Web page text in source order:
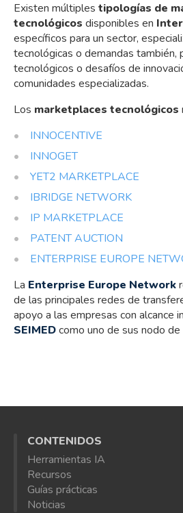
Existen múltiples tipologías de
tecnológicos disponibles en
específicos para un sector,
tecnológicas o demandas
tecnológicos o desafíos de
comunidades especializadas.
Los marketplaces tecnológicos
INNOCENTIVE
INNOGET
YET2 MARKETPLACE
IBRIDGE NETWORK
IP MARKETPLACE
PATENT AUCTION
ENTERPRISE EUROPE
La Enterprise Europe Network
de las principales redes de
apoyo a las empresas con alcance
SEIMEDcomo uno de sus nodo
CONTENIDOS
Herramientas IA
Recursos
Guías prácticas
Noticias